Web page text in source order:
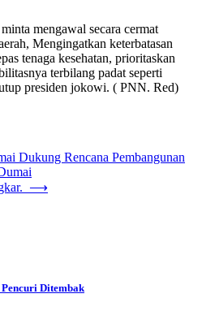
mengawal secara cermat
Mengingatkan keterbatasan
tenaga kesehatan, prioritaskan
terbilang padat seperti
presiden jokowi. ( PNN. Red)
Dukung Rencana Pembangunan
⟶
Ditembak